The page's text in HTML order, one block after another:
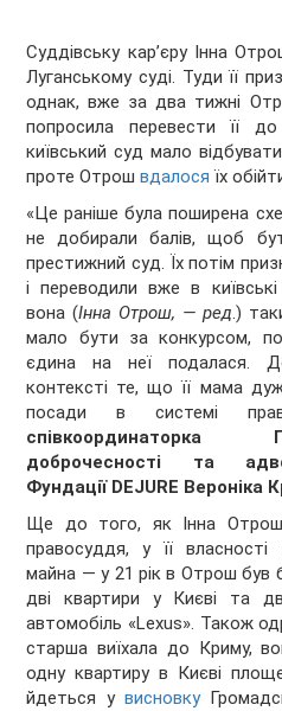
Суддівську кар’єру Інна
Луганському суді. Туди її
однак, вже за два тижні
попросила перевести її
київський суд мало
проте Отрошвдалося їх
«Це раніше була поширена
не добирали балів, щоб
престижний суд. Їх потім
і переводили вже в
вона (Інна Отрош, — ред.)
мало бути за конкурсом,
єдина на неї подалася.
контексті те, що її мама
посади в системі
співкоординаторка
доброчесності та
Фундації DEJURE Вероніка
Ще до того, як Інна
правосуддя, у її власності
майна — у 21 рік в Отрош був
дві квартири у Києві та
автомобіль «Lexus». Також
старша виїхала до Криму,
одну квартиру в Києві
йдеться у висновку